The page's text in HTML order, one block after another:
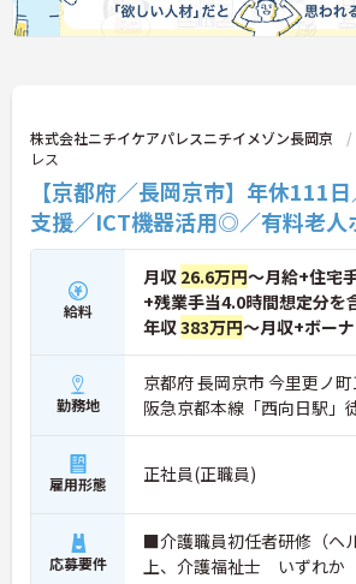
株式会社ニチイケアパレスニチイメゾン長岡京
レス
【京都府／長岡京市】年休111
支援／ICT機器活用◎／有料老人
給料
月収 26.6万円～月給+住宅
+残業手当4.0時間想定分を
年収383万円～月収+ボー
勤務地
京都府 長岡京市 今里更ノ
阪急京都本線「西向日駅」
雇用形態 正社員(正職員)
応募要件
■介護職員初任者研修（ヘ
上、介護福祉士 いずれか